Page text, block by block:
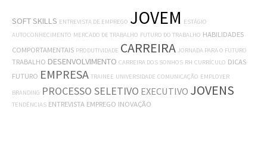
SOFT SKILLS ENTREVISTA DE EMPREGO JOVEM ESTÁGIO
AUTOCONHECIMENTO MERCADO DE TRABALHO FUTURO DO TRABALHO HABILIDADES
COMPORTAMENTAIS PRODUTIVIDADE CARREIRA JORNADA PARA O FUTURO
TRABALHO DESENVOLVIMENTO CARREIRA DOS SONHOS RH CURRÍCULO DICAS
FUTURO EMPRESA TRAINEE UNIVERSIDADE COMUNICAÇÃO EMPLOYER
BRANDING PROCESSO SELETIVO EXECUTIVO JOVENS
TENDÊNCIAS ENTREVISTA EMPREGO INOVAÇÃO